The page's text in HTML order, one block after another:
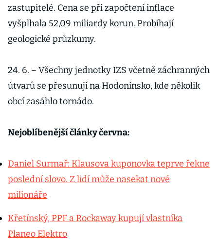
zastupitelé. Cena se při započtení inflace
vyšplhala 52,09 miliardy korun. Probíhají
geologické průzkumy.
24. 6. – Všechny jednotky IZS včetně záchranných
útvarů se přesunují na Hodonínsko, kde několik
obcí zasáhlo tornádo.
Nejoblíbenější články června:
Daniel Surmař: Klausova kuponovka teprve řekne
poslední slovo. Z lidí může nasekat nové
milionáře
Křetínský, PPF a Rockaway kupují vlastníka
Planeo Elektro